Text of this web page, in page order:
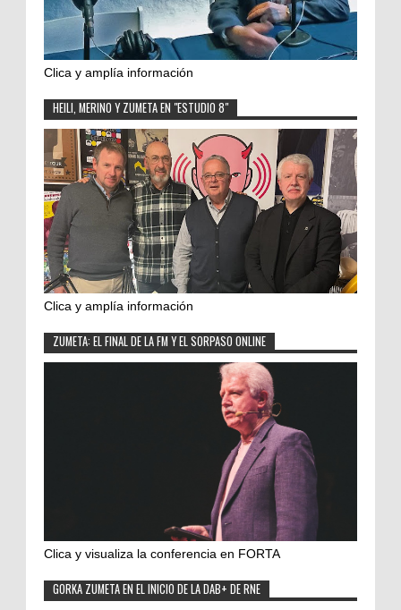
Clica y amplía información
HEILI, MERINO Y ZUMETA EN "ESTUDIO 8"
Clica y amplía información
ZUMETA: EL FINAL DE LA FM Y EL SORPASO ONLINE
Clica y visualiza la conferencia en FORTA
GORKA ZUMETA EN EL INICIO DE LA DAB+ DE RNE